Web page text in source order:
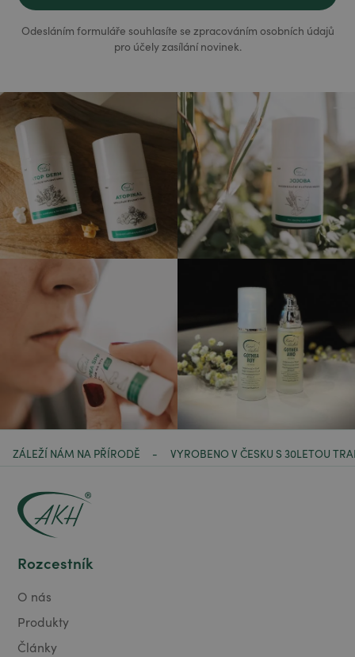
Odesláním formuláře souhlasíte se zpracováním osobních údajů
pro účely zasílání novinek.
ZÁLEŽÍ NÁM NA PŘÍRODĚ - VYROBENO V ČESKU S 30LETOU
Rozcestník
O nás
Produkty
Články